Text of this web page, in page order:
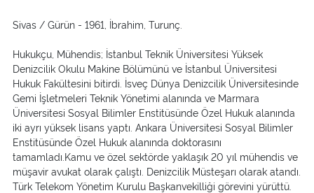
Sivas / Gürün - 1961, İbrahim, Turunç.
Hukukçu, Mühendis; İstanbul Teknik Üniversitesi Yüksek
Denizcilik Okulu Makine Bölümünü ve İstanbul Üniversitesi
Hukuk Fakültesini bitirdi. İsveç Dünya Denizcilik Üniversitesinde
Gemi İşletmeleri Teknik Yönetimi alanında ve Marmara
Üniversitesi Sosyal Bilimler Enstitüsünde Özel Hukuk alanında
iki ayrı yüksek lisans yaptı. Ankara Üniversitesi Sosyal Bilimler
Enstitüsünde Özel Hukuk alanında doktorasını
tamamladı.Kamu ve özel sektörde yaklaşık 20 yıl mühendis ve
müşavir avukat olarak çalıştı. Denizcilik Müsteşarı olarak atandı.
Türk Telekom Yönetim Kurulu Başkanvekilliği görevini yürüttü.